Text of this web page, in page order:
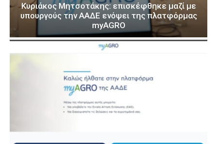
Κυριάκος Μητσοτάκης: επισκέφθηκε μαζί με
υπουργούς την ΑΑΔΕ ενόψει της πλατφόρμας
myAGRO